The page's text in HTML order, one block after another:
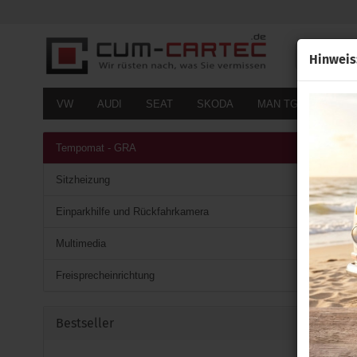
Alle
VW AUDI SEAT SKODA MAN TGE
Tempomat - GRA
Sitzheizung
Einparkhilfe und Rückfahrkamera
Multimedia
Freisprecheinrichtung
Bestseller